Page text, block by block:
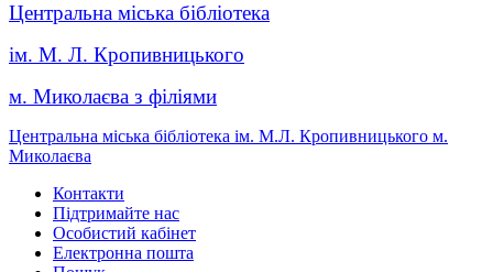
Центральна міська бібліотека
ім. М. Л. Кропивницького
м. Миколаєва з філіями
Центральна міська бібліотека ім. М.Л. Кропивницького м.
Миколаєва
Контакти
Підтримайте нас
Особистий кабінет
Електронна пошта